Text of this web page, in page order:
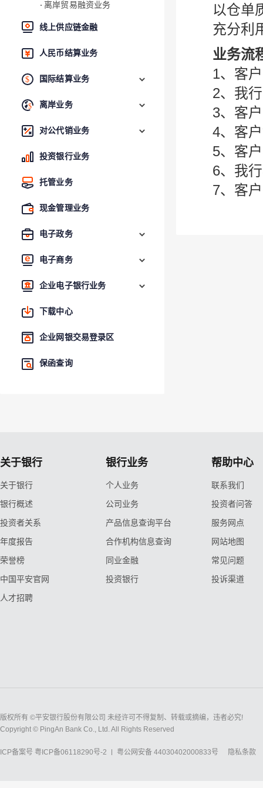
离岸贸易融资业务
线上供应链金融
人民币结算业务
国际结算业务
离岸业务
对公代销业务
投资银行业务
托管业务
现金管理业务
电子政务
电子商务
企业电子银行业务
下载中心
企业网银交易登录区
保函查询
以仓单
充分利
业务流
1、客
2、我
3、客
4、客
5、客
6、我
7、客
关于银行
关于银行
银行概述
投资者关系
年度报告
荣誉榜
中国平安官网
人才招聘
银行业务
个人业务
公司业务
产品信息查询平台
合作机构信息查询
同业金融
投资银行
帮助中心
联系我们
投资者问答
服务网点
网站地图
常见问题
投诉渠道
版权所有 ©平安银行股份有限公司 未经许可不得复制、转载或摘编，违者必究!
Copyright © PingAn Bank Co., Ltd. All Rights Reserved
ICP备案号 粤ICP备06118290号-2 粤公网安备 44030402000833号 隐私条款